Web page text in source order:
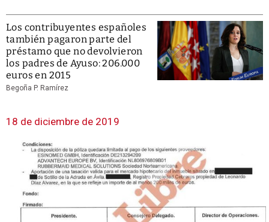
Los contribuyentes españoles
también pagaron parte del
préstamo que no devolvieron
los padres de Ayuso: 206.000
euros en 2015
Begoña P. Ramírez
18 de diciembre de 2019